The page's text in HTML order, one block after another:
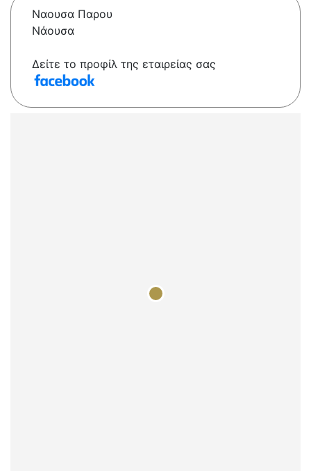
Ναουσα Παρου
Νάουσα
Δείτε το προφίλ της εταιρείας σας